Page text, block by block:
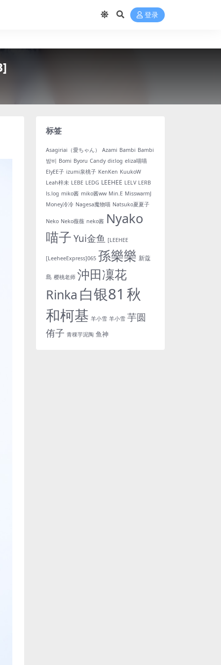
登录
标签
Asagiriai（愛ちゃん） Azami Bambi Bambi
밤비 Bomi Byoru Candy dir.log eliza喵喵
ElyEE子 izumi泉桃子 KenKen KuukoW
Leah梓未 LEBE LEDG LEEHEE LELV LERB
ls.log miko酱 miko酱ww Min.E MisswarmJ
Money冷冷 Nagesa魔物喵 Natsuko夏夏子
Neko Neko薇薇 neko酱 Nyako
喵子Yui金鱼 [LEEHEE
[LeeheeExpress]065 孫樂樂 新蔻
島 樱桃老师 沖田凜花
Rinka 白银81 秋
和柯基 羊小雪 羊小雪 芋圆
侑子 青稞芋泥陶 鱼神